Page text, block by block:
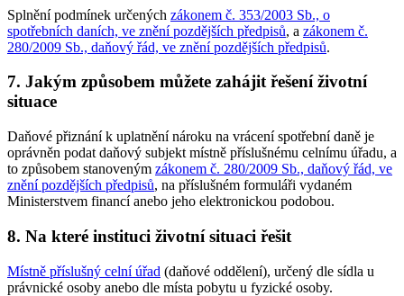
Splnění podmínek určených zákonem č. 353/2003 Sb., o
spotřebních daních, ve znění pozdějších předpisů, a zákonem č.
280/2009 Sb., daňový řád, ve znění pozdějších předpisů.
7. Jakým způsobem můžete zahájit řešení životní
situace
Daňové přiznání k uplatnění nároku na vrácení spotřební daně je
oprávněn podat daňový subjekt místně příslušnému celnímu úřadu, a
to způsobem stanoveným zákonem č. 280/2009 Sb., daňový řád, ve
znění pozdějších předpisů, na příslušném formuláři vydaném
Ministerstvem financí anebo jeho elektronickou podobou.
8. Na které instituci životní situaci řešit
Místně příslušný celní úřad (daňové oddělení), určený dle sídla u
právnické osoby anebo dle místa pobytu u fyzické osoby.